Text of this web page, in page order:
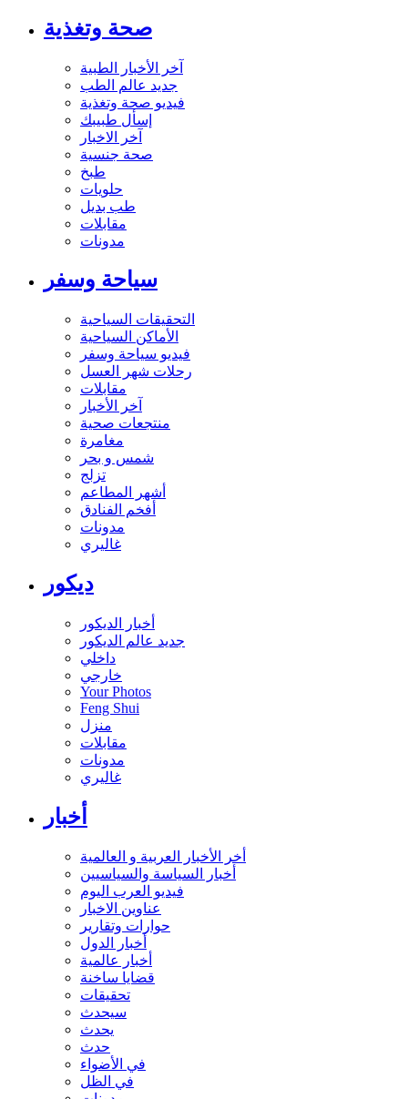
صحة وتغذية
آخر الأخبار الطبية
جديد عالم الطب
فيديو صحة وتغذية
إسأل طبيبك
آخر الاخبار
صحة جنسية
طبخ
حلويات
طب بديل
مقابلات
مدونات
سياحة وسفر
التحقيقات السياحية
الأماكن السياحية
فيديو سياحة وسفر
رحلات شهر العسل
مقابلات
آخر الأخبار
منتجعات صحية
مغامرة
شمس و بحر
تزلج
أشهر المطاعم
أفخم الفنادق
مدونات
غاليري
ديكور
أخبار الديكور
جديد عالم الديكور
داخلي
خارجي
Your Photos
Feng Shui
منزل
مقابلات
مدونات
غاليري
أخبار
أخر الأخبار العربية و العالمية
أخبار السياسة والسياسيين
فيديو العرب اليوم
عناوين الاخبار
حوارات وتقارير
أخبار الدول
أخبار عالمية
قضايا ساخنة
تحقيقات
سيحدث
يحدث
حدث
في الأضواء
في الظل